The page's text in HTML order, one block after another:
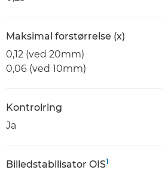
Maksimal forstørrelse (x)
0,12 (ved 20mm)
0,06 (ved 10mm)
Kontrolring
Ja
Billedstabilisator OIS1